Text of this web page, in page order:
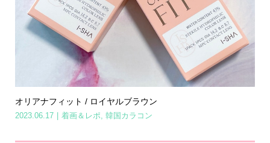
オリアナフィット / ロイヤルブラウン
2023.06.17 着画＆レポ 韓国カラコン